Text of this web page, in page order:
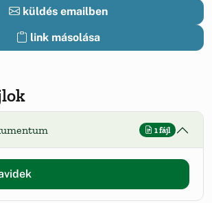
küldés emailben
link másolása
1 fájl